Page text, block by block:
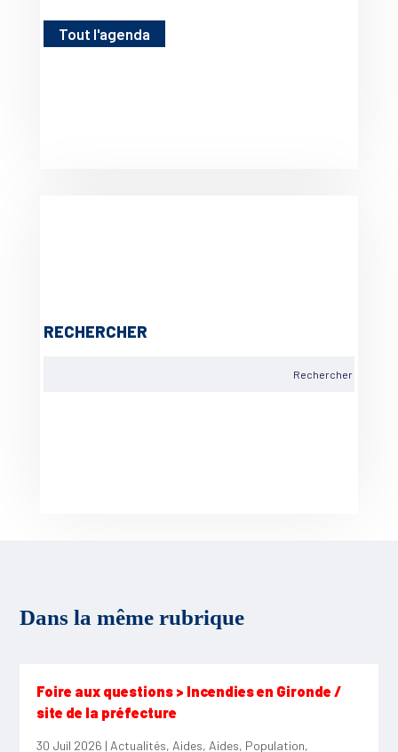
Tout l'agenda
RECHERCHER
Dans la même rubrique
Foire aux questions > Incendies en Gironde /
site de la préfecture
30 Juil 2026 | Actualités, Aides, Aides, Population,